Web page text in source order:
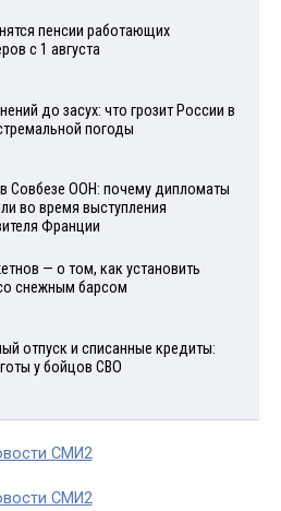
пенсии работающих
с 1 августа
до засух: что грозит России в
погоды
Совбезе ООН: почему дипломаты
во время выступления
Франции
— о том, как установить
снежным барсом
отпуск и списанные кредиты:
у бойцов СВО
СМИ2
СМИ2